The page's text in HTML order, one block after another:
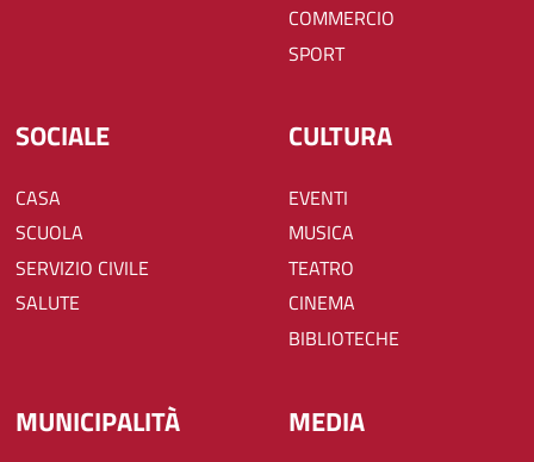
COMMERCIO
SPORT
SOCIALE
CASA
SCUOLA
SERVIZIO CIVILE
SALUTE
CULTURA
EVENTI
MUSICA
TEATRO
CINEMA
BIBLIOTECHE
MUNICIPALITÀ MEDIA